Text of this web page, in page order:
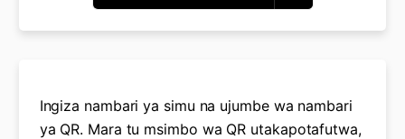
Ingiza nambari ya simu na ujumbe wa nambari
ya QR. Mara tu msimbo wa QR utakapotafutwa,